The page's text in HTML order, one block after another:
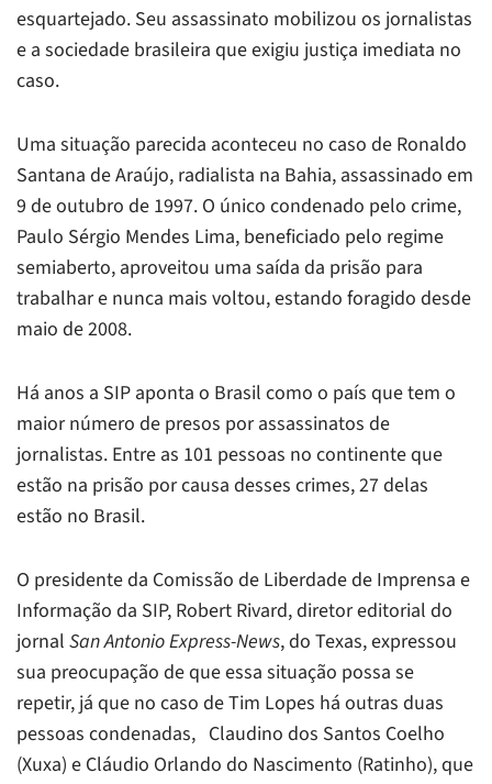
esquartejado. Seu assassinato mobilizou os jornalistas
e a sociedade brasileira que exigiu justiça imediata no
caso.
Uma situação parecida aconteceu no caso de Ronaldo
Santana de Araújo, radialista na Bahia, assassinado em
9 de outubro de 1997. O único condenado pelo crime,
Paulo Sérgio Mendes Lima, beneficiado pelo regime
semiaberto, aproveitou uma saída da prisão para
trabalhar e nunca mais voltou, estando foragido desde
maio de 2008.
Há anos a SIP aponta o Brasil como o país que tem o
maior número de presos por assassinatos de
jornalistas. Entre as 101 pessoas no continente que
estão na prisão por causa desses crimes, 27 delas
estão no Brasil.
O presidente da Comissão de Liberdade de Imprensa e
Informação da SIP, Robert Rivard, diretor editorial do
jornal San Antonio Express-News, do Texas, expressou
sua preocupação de que essa situação possa se
repetir, já que no caso de Tim Lopes há outras duas
pessoas condenadas, Claudino dos Santos Coelho
(Xuxa) e Cláudio Orlando do Nascimento (Ratinho), que